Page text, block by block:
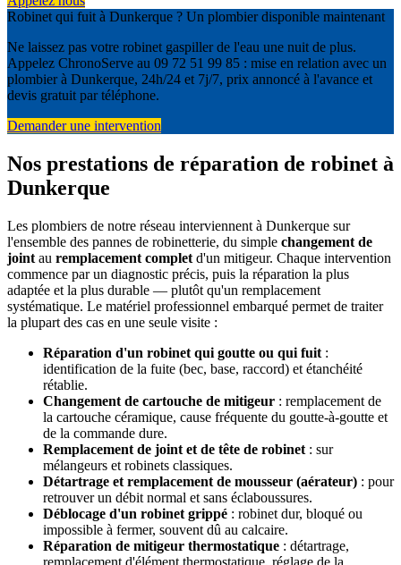
Robinet qui fuit à Dunkerque ? Un plombier disponible maintenant
Ne laissez pas votre robinet gaspiller de l'eau une nuit de plus.
Appelez ChronoServe au 09 72 51 99 85 : mise en relation avec un
plombier à Dunkerque, 24h/24 et 7j/7, prix annoncé à l'avance et
devis gratuit par téléphone.
Demander une intervention
Nos prestations de réparation de robinet à
Dunkerque
Les plombiers de notre réseau interviennent à Dunkerque sur
l'ensemble des pannes de robinetterie, du simple changement de
joint au remplacement complet d'un mitigeur. Chaque intervention
commence par un diagnostic précis, puis la réparation la plus
adaptée et la plus durable — plutôt qu'un remplacement
systématique. Le matériel professionnel embarqué permet de traiter
la plupart des cas en une seule visite :
Réparation d'un robinet qui goutte ou qui fuit :
identification de la fuite (bec, base, raccord) et étanchéité
rétablie.
Changement de cartouche de mitigeur : remplacement de
la cartouche céramique, cause fréquente du goutte-à-goutte et
de la commande dure.
Remplacement de joint et de tête de robinet : sur
mélangeurs et robinets classiques.
Détartrage et remplacement de mousseur (aérateur) : pour
retrouver un débit normal et sans éclaboussures.
Déblocage d'un robinet grippé : robinet dur, bloqué ou
impossible à fermer, souvent dû au calcaire.
Réparation de mitigeur thermostatique : détartrage,
remplacement d'élément thermostatique, réglage de la